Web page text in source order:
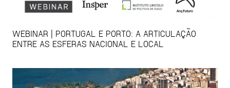
WEBINAR | PORTUGAL E PORTO: A ARTICULAÇÃO
ENTRE AS ESFERAS NACIONAL E LOCAL